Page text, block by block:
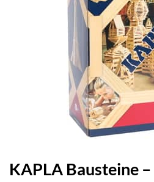
KAPLA Bausteine